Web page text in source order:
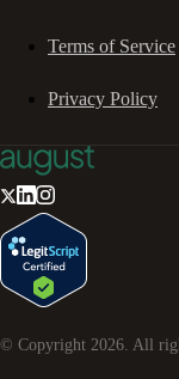
Terms of Service
Privacy Policy
© Copyright 2026. All